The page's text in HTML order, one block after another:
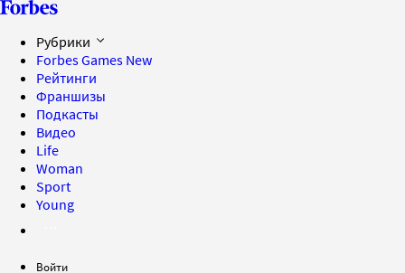
Рубрики
Forbes Games New
Рейтинги
Франшизы
Подкасты
Видео
Life
Woman
Sport
Young
Войти